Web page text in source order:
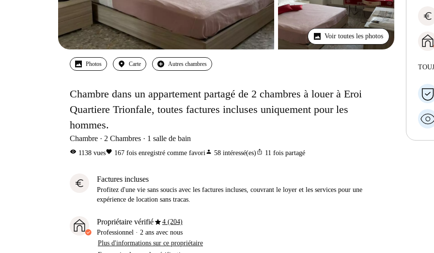
Voir toutes les photos
Photos Carte Autres chambres
Chambre dans un appartement partagé de 2 chambres à louer à Eroi
Quartiere Trionfale, toutes factures incluses uniquement pour les
hommes.
Chambre 2 Chambres 1 salle de bain
visibility 1138 vuesfavorite 167 fois enregistré comme favoriperson 58 intéressé(es) ios_share 11 fois partagé
euro Factures incluses
Profitez d'une vie sans soucis avec les factures incluses, couvrant le loyer et les services pour une
expérience de location sans tracas.
Propriétaire vérifiéstar4 (204)
Professionnel · 2 ans avec nous
Plus d'informations sur ce propriétaire
euro